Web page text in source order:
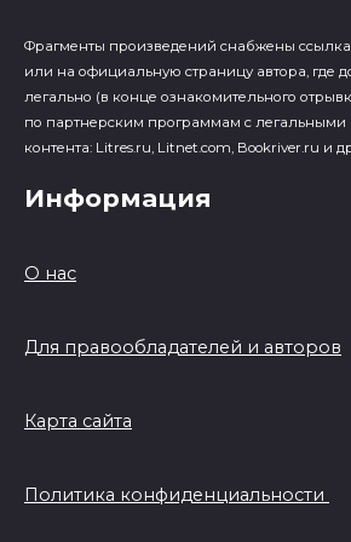
Фрагменты произведений cнабжены
или на официальную страницу автора, где
легально (в конце ознакомительного
по партнерским программам с легальными
контента: Litres.ru, Litnet.com, Bookriver.ru и
Информация
О нас
Для правообладателей и авторов
Карта сайта
Политика конфиденциальности